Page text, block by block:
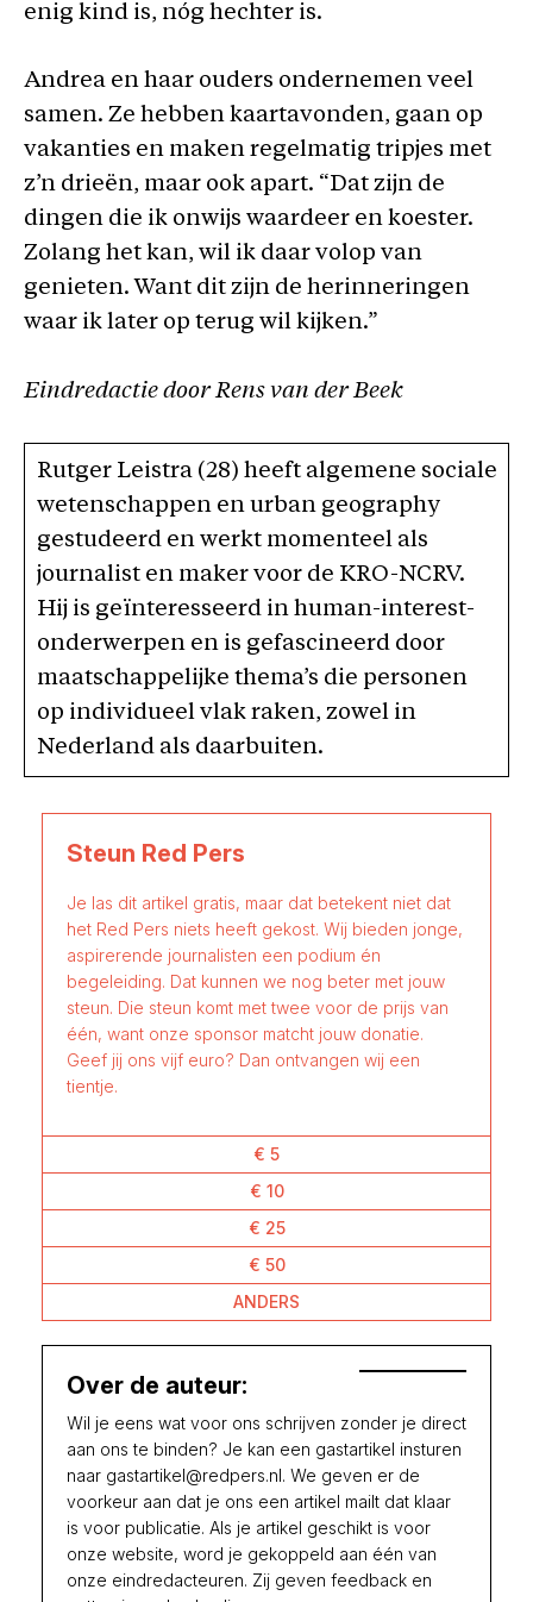
enig kind is, nóg hechter is.
Andrea en haar ouders ondernemen veel
samen. Ze hebben kaartavonden, gaan op
vakanties en maken regelmatig tripjes met
z’n drieën, maar ook apart. “Dat zijn de
dingen die ik onwijs waardeer en koester.
Zolang het kan, wil ik daar volop van
genieten. Want dit zijn de herinneringen
waar ik later op terug wil kijken.”
Eindredactie door Rens van der Beek
Rutger Leistra (28) heeft algemene sociale
wetenschappen en urban geography
gestudeerd en werkt momenteel als
journalist en maker voor de KRO-NCRV.
Hij is geïnteresseerd in human-interest-
onderwerpen en is gefascineerd door
maatschappelijke thema’s die personen
op individueel vlak raken, zowel in
Nederland als daarbuiten.
Steun Red Pers
Je las dit artikel gratis, maar dat betekent niet dat
het Red Pers niets heeft gekost. Wij bieden jonge,
aspirerende journalisten een podium én
begeleiding. Dat kunnen we nog beter met jouw
steun. Die steun komt met twee voor de prijs van
één, want onze sponsor matcht jouw donatie.
Geef jij ons vijf euro? Dan ontvangen wij een
tientje.
€ 5
€ 10
€ 25
€ 50
ANDERS
Over de auteur:
Wil je eens wat voor ons schrijven zonder je direct
aan ons te binden? Je kan een gastartikel insturen
naar gastartikel@redpers.nl. We geven er de
voorkeur aan dat je ons een artikel mailt dat klaar
is voor publicatie. Als je artikel geschikt is voor
onze website, word je gekoppeld aan één van
onze eindredacteuren. Zij geven feedback en